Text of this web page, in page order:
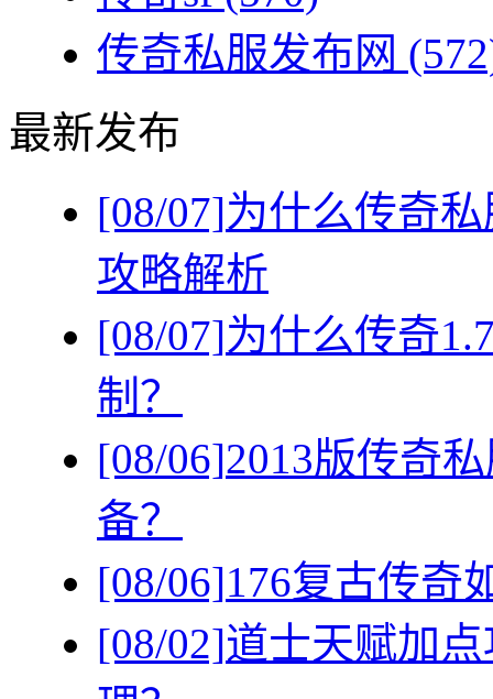
传奇私服发布网
最新发布
[08/07]为什么传奇
攻略解析
[08/07]为什么传奇
制？
[08/06]2013版传奇
备？
[08/06]176复古传奇
[08/02]道士天赋加